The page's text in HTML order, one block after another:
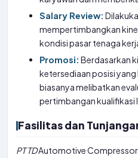
Salary Review:
mempertimbangkan
kondisi pasar tenaga
Promosi: Berdasarkan
ketersediaan posisi
biasanya melibatkan
pertimbangan kualifikasi
Fasilitas dan
PTTDAutomotive Compressor